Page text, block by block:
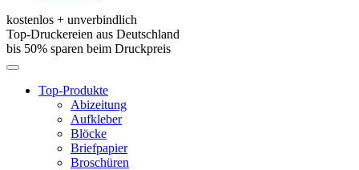
kostenlos + unverbindlich
Top-Druckereien aus Deutschland
bis 50% sparen beim Druckpreis
Toggle
navigationTop-Produkte
Abizeitung
Aufkleber
Blöcke
Briefpapier
Broschüren